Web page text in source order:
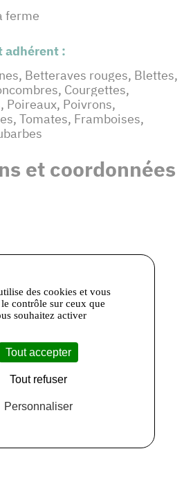
ferme
adhérent :
Betteraves rouges, Blettes,
Courgettes,
Poireaux, Poivrons,
Tomates, Framboises,
et coordonnées
les réseaux
des cookies et vous
contrôle sur ceux que
souhaitez activer
Tout accepter
Tout refuser
Personnaliser